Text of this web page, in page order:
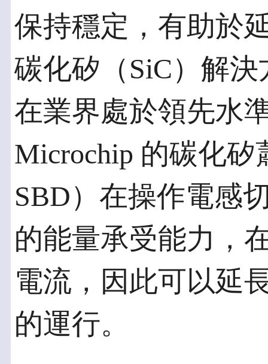
保持穩定，有助於
碳化矽（SiC）解
在業界處於領先水
Microchip 的碳化
SBD）在操作電感
的能量承受能力，
電流，因此可以延
的運行。